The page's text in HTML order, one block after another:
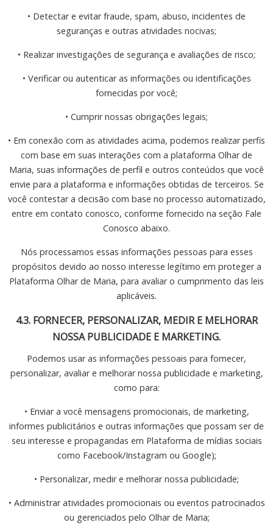
• Detectar e evitar fraude, spam, abuso, incidentes de
seguranças e outras atividades nocivas;
• Realizar investigações de segurança e avaliações de risco;
• Verificar ou autenticar as informações ou identificações
fornecidas por você;
• Cumprir nossas obrigações legais;
• Em conexão com as atividades acima, podemos realizar perfis
com base em suas interações com a plataforma Olhar de
Maria, suas informações de perfil e outros conteúdos que você
envie para a plataforma e informações obtidas de terceiros. Se
você contestar a decisão com base no processo automatizado,
entre em contato conosco, conforme fornecido na seção Fale
Conosco abaixo.
Nós processamos essas informações pessoas para esses
propósitos devido ao nosso interesse legítimo em proteger a
Plataforma Olhar de Maria, para avaliar o cumprimento das leis
aplicáveis.
4.3. FORNECER, PERSONALIZAR, MEDIR E MELHORAR
NOSSA PUBLICIDADE E MARKETING.
Podemos usar as informações pessoais para fornecer,
personalizar, avaliar e melhorar nossa publicidade e marketing,
como para:
• Enviar a você mensagens promocionais, de marketing,
informes publicitários e outras informações que possam ser de
seu interesse e propagandas em Plataforma de mídias sociais
como Facebook/Instagram ou Google);
• Personalizar, medir e melhorar nossa publicidade;
• Administrar atividades promocionais ou eventos patrocinados
ou gerenciados pelo Olhar de Maria;